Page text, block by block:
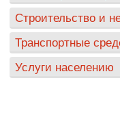
Строительство и
Транспортные
Услуги населению